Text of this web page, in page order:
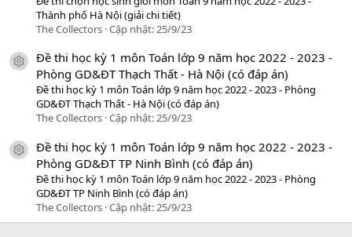
Thành phố Hà Nội (giải chi tiết)
The Collectors Cập nhật:25/9/23
icon tài liệu
Đề thi học kỳ 1 môn Toán lớp 9 năm học 2022 - 2023 -
Phòng GD&ĐT Thạch Thất - Hà Nội (có đáp án)
Đề thi học kỳ 1 môn Toán lớp 9 năm học 2022 - 2023 - Phòng
GD&ĐT Thạch Thất - Hà Nội (có đáp án)
The Collectors Cập nhật:25/9/23
icon tài liệu
Đề thi học kỳ 1 môn Toán lớp 9 năm học 2022 - 2023 -
Phòng GD&ĐT TP Ninh Bình (có đáp án)
Đề thi học kỳ 1 môn Toán lớp 9 năm học 2022 - 2023 - Phòng
GD&ĐT TP Ninh Bình (có đáp án)
The Collectors Cập nhật: 25/9/23